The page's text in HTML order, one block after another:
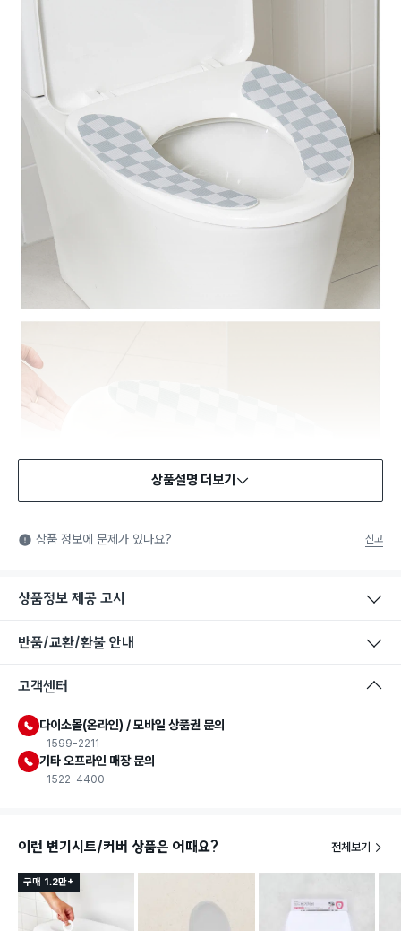
상품설명 더보기
상품 정보에 문제가 있나요? 신고
상품정보 제공 고시
반품/교환/환불 안내
고객센터
다이소몰(온라인) / 모바일 상품권 문의
1599-2211
기타 오프라인 매장 문의
1522-4400
이런 변기시트/커버 상품은 어때요? 전체보기
구매 1.2만+